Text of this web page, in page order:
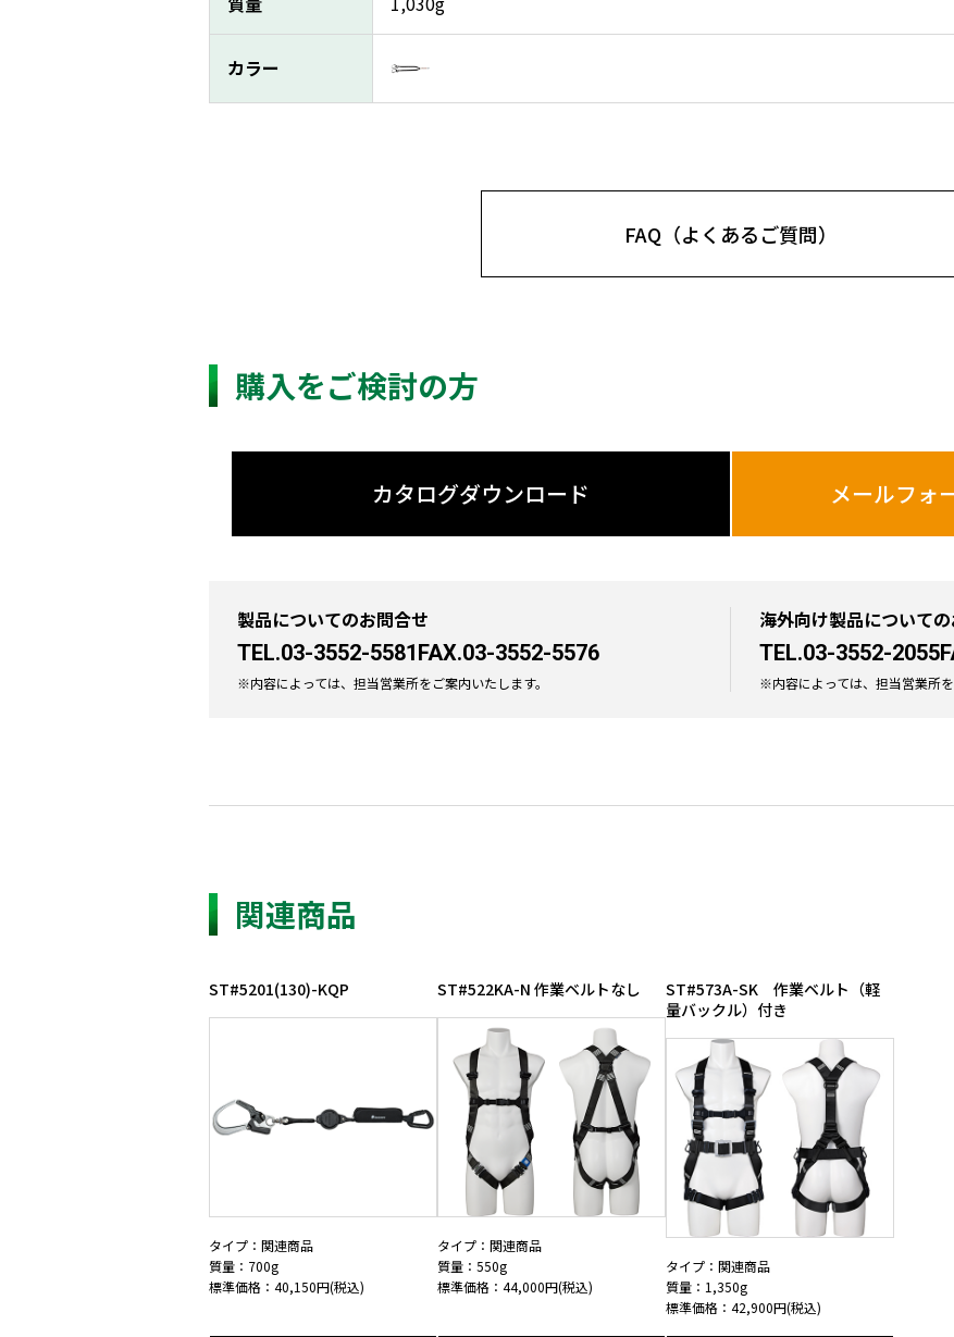
カラー
FAQ（よくあるご質問）
購入をご検討の方
カタログダウンロード メールフォ
製品についてのお問合せ
TEL.03-3552-5581FAX.03-3552-5576
※内容によっては、担当営業所をご案内いたします。
海外向け製品について
TEL.03-3552-2055
※内容によっては、担当営業所を
関連商品
ST#5201(130)-KQP
タイプ：関連商品
質量：700g
標準価格： 40,150円(税込)
ST#522KA-N 作業ベルトなし
タイプ：関連商品
質量：550g
標準価格： 44,000円(税込)
ST#573A-SK 作業ベルト（軽
量バックル）付き
タイプ：関連商品
質量：1,350g
標準価格： 42,900円(税込)